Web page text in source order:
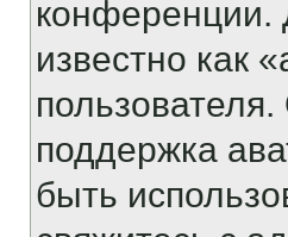
конференции.
известно как
поддержка
быть